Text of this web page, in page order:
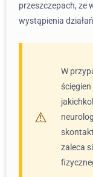
przeszczepach, ze
wystąpienia
W
zaleca